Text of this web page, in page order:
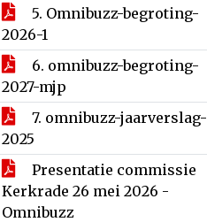
5. Omnibuzz-begroting-
2026-1
6. omnibuzz-begroting-
2027-mjp
7. omnibuzz-jaarverslag-
2025
Presentatie commissie
Kerkrade 26 mei 2026 -
Omnibuzz